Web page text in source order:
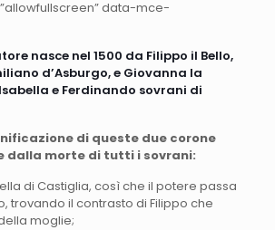
data-mce-
nasce nel 1500 da Filippo il Bello,
d’Asburgo, e Giovanna la
e Ferdinando sovrani di
di queste due corone
dalla morte di tutti i sovrani:
di Castiglia, così che il potere passa
trovando il contrasto di Filippo che
moglie;